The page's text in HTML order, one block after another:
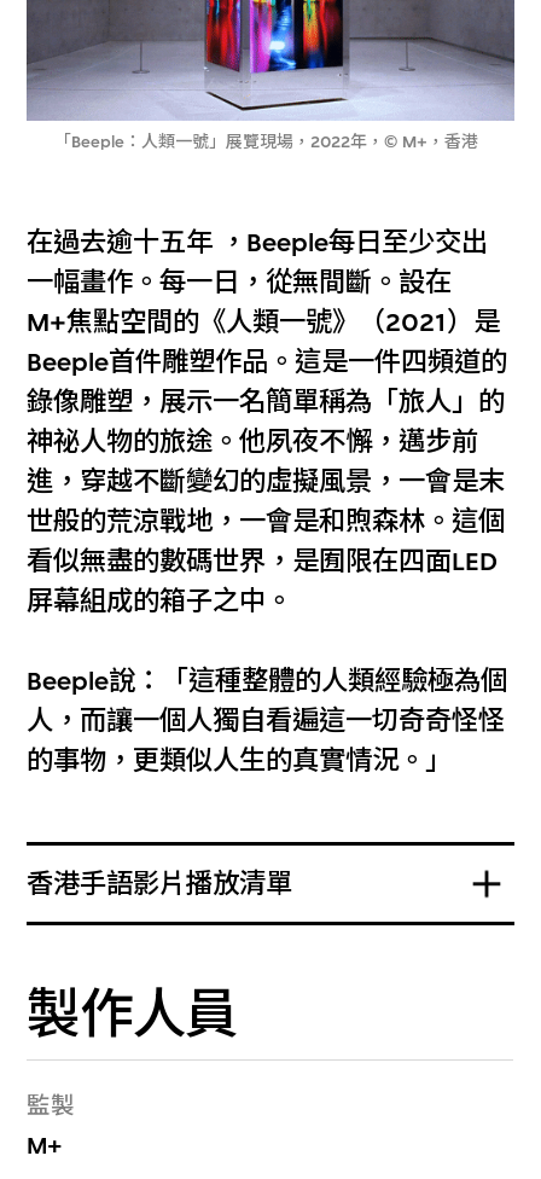
「Beeple：人類一號」展覽現場，2022年，© M+，香港
在過去逾十五年 ，Beeple每日至少交出
一幅畫作。每一日，從無間斷。設在
M+焦點空間的《人類一號》（2021）是
Beeple首件雕塑作品。這是一件四頻道的
錄像雕塑，展示一名簡單稱為「旅人」的
神祕人物的旅途。他夙夜不懈，邁步前
進，穿越不斷變幻的虛擬風景，一會是末
世般的荒涼戰地，一會是和煦森林。這個
看似無盡的數碼世界，是囿限在四面LED
屏幕組成的箱子之中。
Beeple說：「這種整體的人類經驗極為個
人，而讓一個人獨自看遍這一切奇奇怪怪
的事物，更類似人生的真實情況。」
香港手語影片播放清單
製作人員
監製
M+